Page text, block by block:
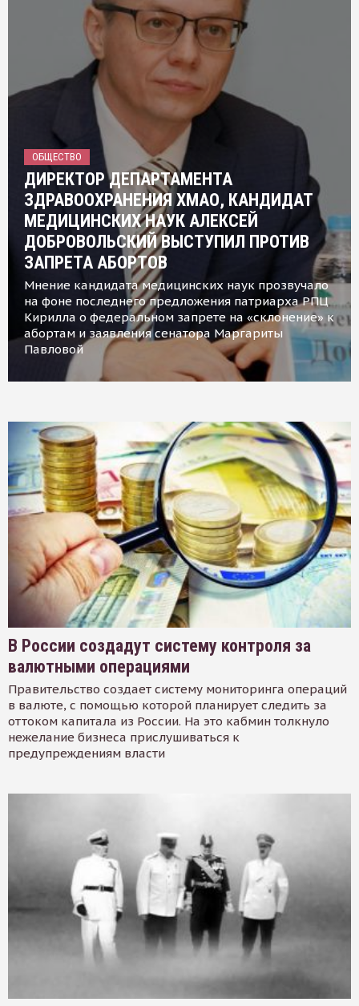
ОБЩЕСТВО
ДИРЕКТОР ДЕПАРТАМЕНТА
ЗДРАВООХРАНЕНИЯ ХМАО, КАНДИДАТ
МЕДИЦИНСКИХ НАУК АЛЕКСЕЙ
ДОБРОВОЛЬСКИЙ ВЫСТУПИЛ ПРОТИВ
ЗАПРЕТА АБОРТОВ
Мнение кандидата медицинских наук прозвучало
на фоне последнего предложения патриарха РПЦ
Кирилла о федеральном запрете на «склонение» к
абортам и заявления сенатора Маргариты
Павловой
В России создадут систему контроля за
валютными операциями
Правительство создает систему мониторинга операций
в валюте, с помощью которой планирует следить за
оттоком капитала из России. На это кабмин толкнуло
нежелание бизнеса прислушиваться к
предупреждениям власти